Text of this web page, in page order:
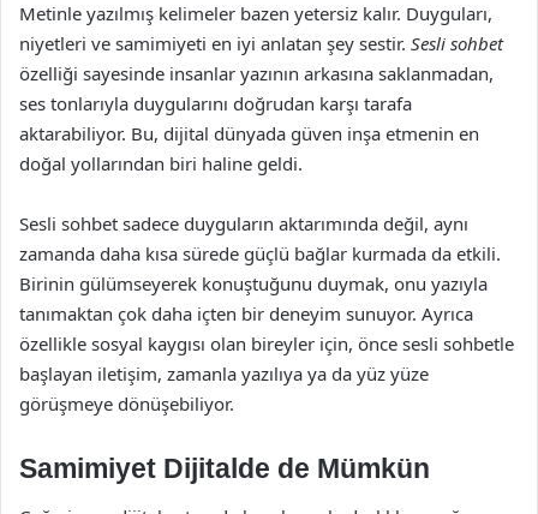
Metinle yazılmış kelimeler bazen yetersiz kalır. Duyguları,
niyetleri ve samimiyeti en iyi anlatan şey sestir. Sesli sohbet
özelliği sayesinde insanlar yazının arkasına saklanmadan,
ses tonlarıyla duygularını doğrudan karşı tarafa
aktarabiliyor. Bu, dijital dünyada güven inşa etmenin en
doğal yollarından biri haline geldi.
Sesli sohbet sadece duyguların aktarımında değil, aynı
zamanda daha kısa sürede güçlü bağlar kurmada da etkili.
Birinin gülümseyerek konuştuğunu duymak, onu yazıyla
tanımaktan çok daha içten bir deneyim sunuyor. Ayrıca
özellikle sosyal kaygısı olan bireyler için, önce sesli sohbetle
başlayan iletişim, zamanla yazılıya ya da yüz yüze
görüşmeye dönüşebiliyor.
Samimiyet Dijitalde de Mümkün